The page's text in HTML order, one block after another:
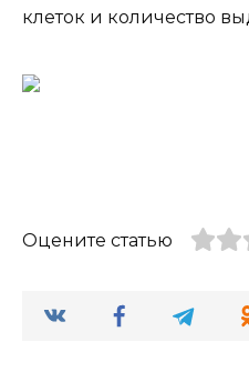
клеток и количество
Оцените статью